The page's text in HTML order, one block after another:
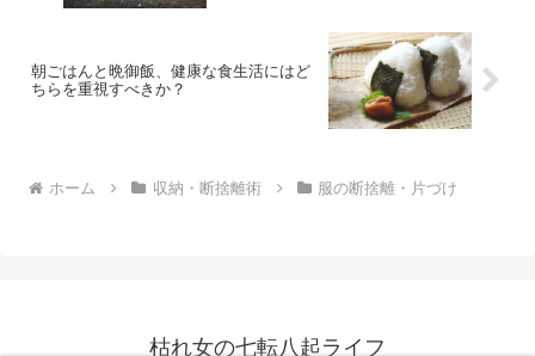
朝ごはんと晩御飯、健康な食生活にはど
ちらを重視すべきか？
ホーム 収納・断捨離術 服の断捨離・片づけ
枯れ女の七転八起ライフ